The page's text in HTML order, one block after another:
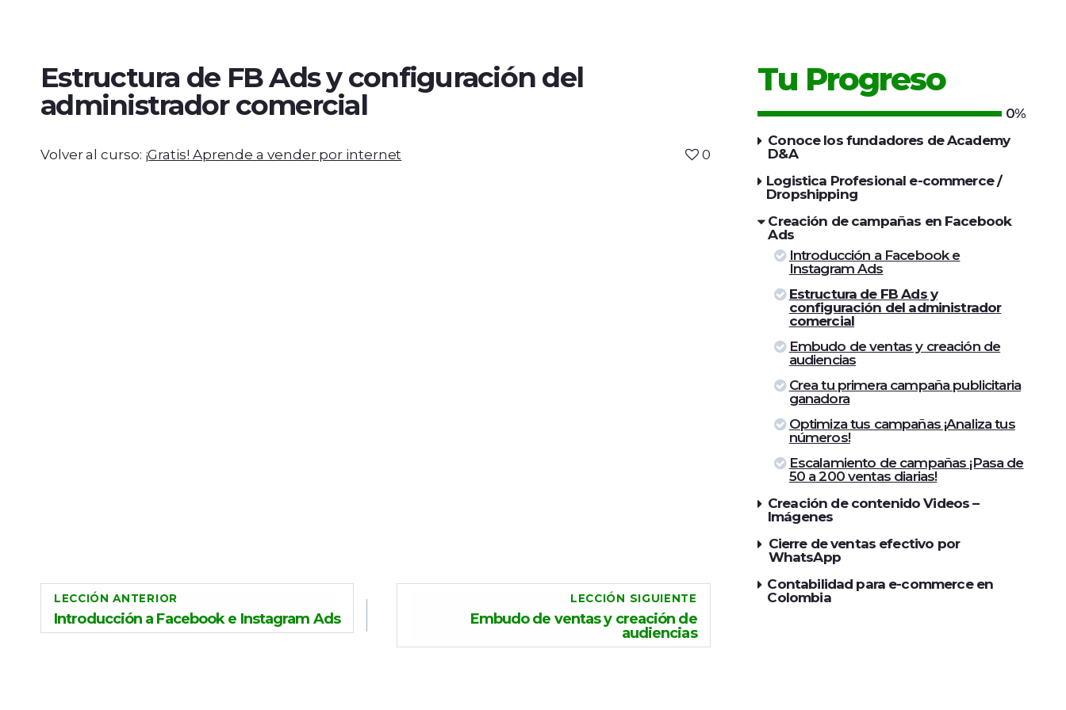
Estructura de FB Ads y configuración del
administrador comercial
Volver al curso: ¡Gratis! Aprende a vender por internet 0
LECCIÓN ANTERIOR
Introducción a Facebook e Instagram Ads
LECCIÓN SIGUIENTE
Embudo de ventas y creación de
audiencias
Tu Progreso
0%
Conoce los fundadores de Academy
D&A
Logistica Profesional e-commerce /
Dropshipping
Creación de campañas en Facebook
Ads
Introducción a Facebook e
Instagram Ads
Estructura de FB Ads y
configuración del administrador
comercial
Embudo de ventas y creación de
audiencias
Crea tu primera campaña publicitaria
ganadora
Optimiza tus campañas ¡Analiza tus
números!
Escalamiento de campañas ¡Pasa de
50 a 200 ventas diarias!
Creación de contenido Videos –
Imágenes
Cierre de ventas efectivo por
WhatsApp
Contabilidad para e-commerce en
Colombia